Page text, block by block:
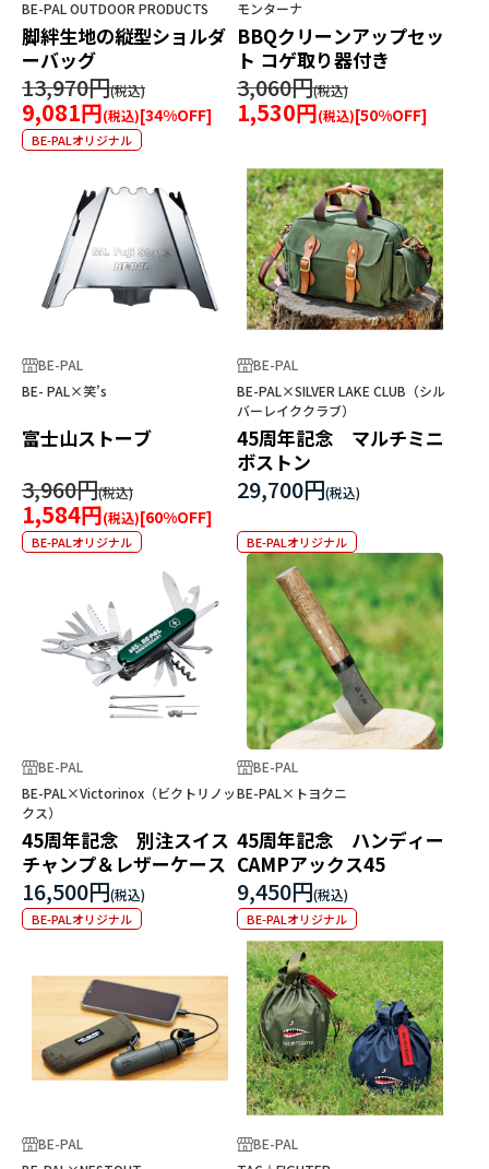
BE-PAL OUTDOOR PRODUCTS
脚絆生地の縦型ショルダ
ーバッグ
13,970円
9,081円 [34%OFF]
BE-PALオリジナル
モンターナ
BBQクリーンアップセッ
ト コゲ取り器付き
3,060円
1,530円 [50%OFF]
BE-PAL
BE- PAL×笑’s
富士山ストーブ
3,960円
1,584円 [60%OFF]
BE-PALオリジナル
BE-PAL
BE-PAL×SILVER LAKE CLUB（シル
バーレイククラブ）
45周年記念 マルチミニ
ボストン
29,700円
BE-PALオリジナル
BE-PAL
BE-PAL×Victorinox（ビクトリノッ
クス）
45周年記念 別注スイス
チャンプ＆レザーケース
16,500円
BE-PALオリジナル
BE-PAL
BE-PAL×トヨクニ
45周年記念 ハンディー
CAMPアックス45
9,450円
BE-PALオリジナル
BE-PAL
BE-PAL